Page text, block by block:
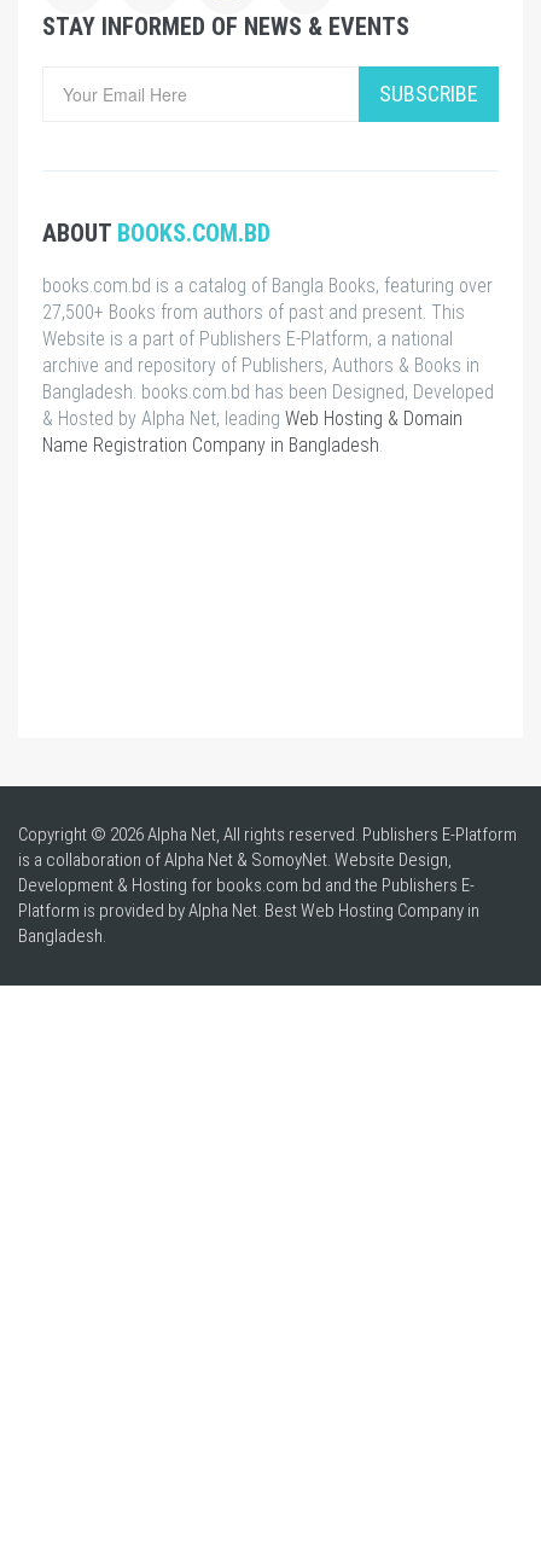
STAY INFORMED OF NEWS & EVENTS
SUBSCRIBE
ABOUT BOOKS.COM.BD
books.com.bd is a catalog of Bangla Books, featuring over
27,500+ Books from authors of past and present. This
Website is a part of Publishers E-Platform, a national
archive and repository of Publishers, Authors & Books in
Bangladesh. books.com.bd has been Designed, Developed
& Hosted by Alpha Net, leading Web Hosting & Domain
Name Registration Company in Bangladesh.
Copyright © 2026 Alpha Net, All rights reserved. Publishers E-Platform
is a collaboration of Alpha Net & SomoyNet. Website Design,
Development & Hosting for books.com.bd and the Publishers E-
Platform is provided by Alpha Net. BestWeb Hosting Company in
Bangladesh.